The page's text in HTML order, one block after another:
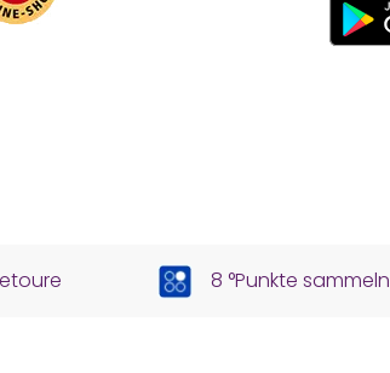
8 °Punkte sammeln